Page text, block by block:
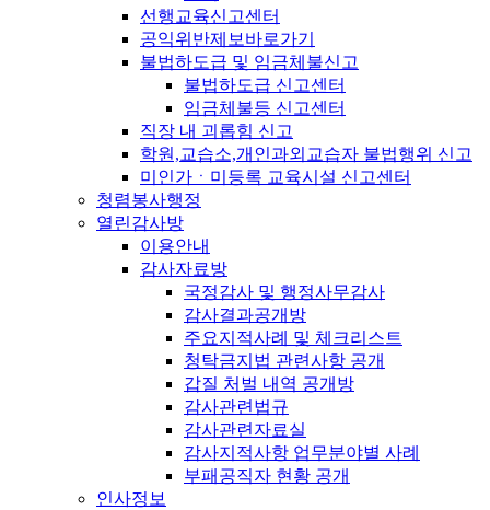
선행교육신고센터
공익위반제보바로가기
불법하도급 및 임금체불신고
불법하도급 신고센터
임금체불등 신고센터
직장 내 괴롭힘 신고
학원,교습소,개인과외교습자 불법행위 신고
미인가ㆍ미등록 교육시설 신고센터
청렴봉사행정
열린감사방
이용안내
감사자료방
국정감사 및 행정사무감사
감사결과공개방
주요지적사례 및 체크리스트
청탁금지법 관련사항 공개
갑질 처벌 내역 공개방
감사관련법규
감사관련자료실
감사지적사항 업무분야별 사례
부패공직자 현황 공개
인사정보